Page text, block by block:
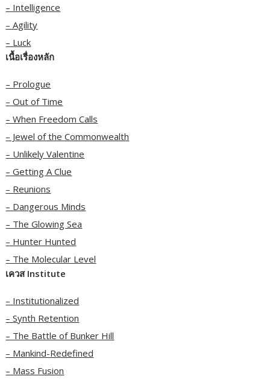
– Intelligence
– Agility
– Luck
เนื้อเรื่องหลัก
– Prologue
– Out of Time
– When Freedom Calls
– Jewel of the Commonwealth
– Unlikely Valentine
– Getting A Clue
– Reunions
– Dangerous Minds
– The Glowing Sea
– Hunter Hunted
– The Molecular Level
เควส Institute
– Institutionalized
– Synth Retention
– The Battle of Bunker Hill
– Mankind-Redefined
– Mass Fusion